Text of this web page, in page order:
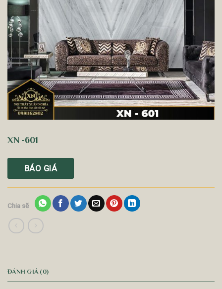
XN -601
BÁO GIÁ
Chia sẽ
ĐÁNH GIÁ (0)